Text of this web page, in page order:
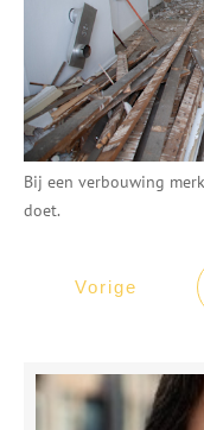
Bij een verbouwing
doet.
Vorige